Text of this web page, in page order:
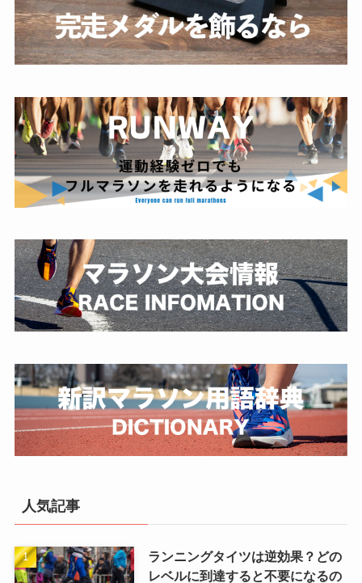
人気記事
ランニングタイツは逆効果？どの
レベルに到達すると不要になるの